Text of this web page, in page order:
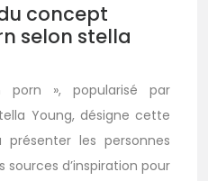
concept
selon stella
porn », popularisé par
Young, désigne cette
les personnes
d’inspiration pour